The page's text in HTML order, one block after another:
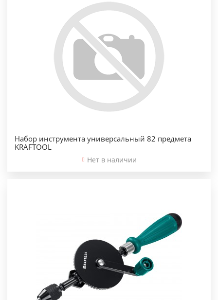
Набор инструмента универсальный 82 предмета
KRAFTOOL
Нет в наличии